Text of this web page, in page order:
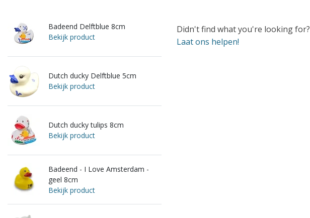
Badeend Delftblue 8cm
Bekijk product
Dutch ducky Delftblue 5cm
Bekijk product
Dutch ducky tulips 8cm
Bekijk product
Badeend - I Love Amsterdam -
geel 8cm
Bekijk product
Didn't find what you're looking for?
Laat ons helpen!